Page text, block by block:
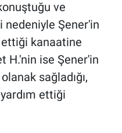
ve
Şener'in
kanaatine
H.'nin ise Şener'in
sağladığı,
ettiği